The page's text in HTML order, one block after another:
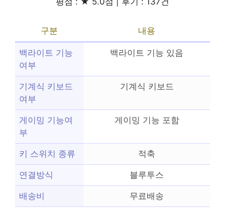
구분 내용
백라이트 기능
여부
백라이트 기능 있음
기계식 키보드
여부
기계식 키보드
게이밍 기능여
부
게이밍 기능 포함
키 스위치 종류 적축
연결방식 블루투스
배송비 무료배송